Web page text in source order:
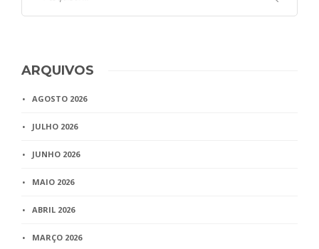
ARQUIVOS
AGOSTO 2026
JULHO 2026
JUNHO 2026
MAIO 2026
ABRIL 2026
MARÇO 2026